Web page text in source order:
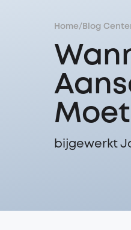
Home/ Blog
bijgewerkt